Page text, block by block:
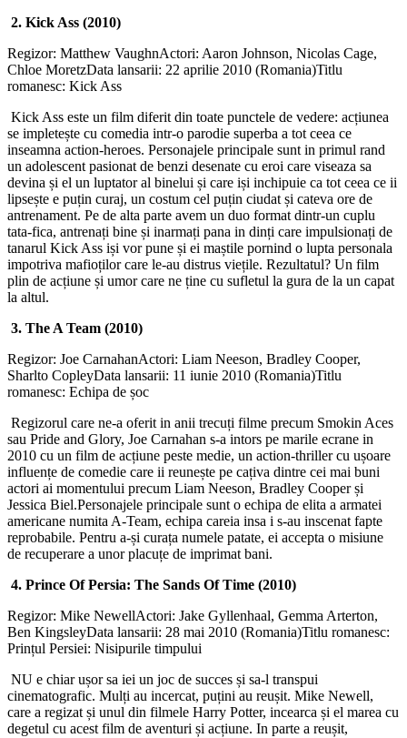
2. Kick Ass (2010)
Regizor: Matthew VaughnActori: Aaron Johnson, Nicolas Cage,
Chloe MoretzData lansarii: 22 aprilie 2010 (Romania)Titlu
romanesc: Kick Ass
Kick Ass este un film diferit din toate punctele de vedere: acțiunea
se impletește cu comedia intr-o parodie superba a tot ceea ce
inseamna action-heroes. Personajele principale sunt in primul rand
un adolescent pasionat de benzi desenate cu eroi care viseaza sa
devina și el un luptator al binelui și care iși inchipuie ca tot ceea ce ii
lipsește e puțin curaj, un costum cel puțin ciudat și cateva ore de
antrenament. Pe de alta parte avem un duo format dintr-un cuplu
tata-fica, antrenați bine și inarmați pana in dinți care impulsionați de
tanarul Kick Ass iși vor pune și ei maștile pornind o lupta personala
impotriva mafioților care le-au distrus viețile. Rezultatul? Un film
plin de acțiune și umor care ne ține cu sufletul la gura de la un capat
la altul.
3. The A Team (2010)
Regizor: Joe CarnahanActori: Liam Neeson, Bradley Cooper,
Sharlto CopleyData lansarii: 11 iunie 2010 (Romania)Titlu
romanesc: Echipa de șoc
Regizorul care ne-a oferit in anii trecuți filme precum Smokin Aces
sau Pride and Glory, Joe Carnahan s-a intors pe marile ecrane in
2010 cu un film de acțiune peste medie, un action-thriller cu ușoare
influențe de comedie care ii reunește pe cațiva dintre cei mai buni
actori ai momentului precum Liam Neeson, Bradley Cooper și
Jessica Biel.Personajele principale sunt o echipa de elita a armatei
americane numita A-Team, echipa careia insa i s-au inscenat fapte
reprobabile. Pentru a-și curața numele patate, ei accepta o misiune
de recuperare a unor placuțe de imprimat bani.
4. Prince Of Persia: The Sands Of Time (2010)
Regizor: Mike NewellActori: Jake Gyllenhaal, Gemma Arterton,
Ben KingsleyData lansarii: 28 mai 2010 (Romania)Titlu romanesc:
Prințul Persiei: Nisipurile timpului
NU e chiar ușor sa iei un joc de succes și sa-l transpui
cinematografic. Mulți au incercat, puțini au reușit. Mike Newell,
care a regizat și unul din filmele Harry Potter, incearca și el marea cu
degetul cu acest film de aventuri și acțiune. In parte a reușit,